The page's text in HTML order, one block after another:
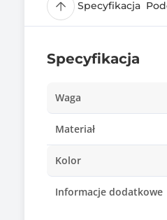
Specyfikacja
Specyfikacja
Waga
Materiał
Kolor
Informacje dodatkowe